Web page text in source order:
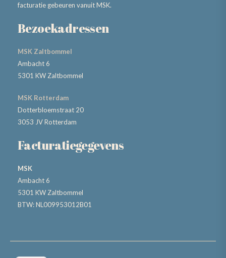
facturatie gebeuren vanuit MSK.
Bezoekadressen
MSK Zaltbommel
Ambacht 6
5301 KW Zaltbommel
MSK Rotterdam
Dotterbloemstraat 20
3053 JV Rotterdam
Facturatiegegevens
MSK
Ambacht 6
5301 KW Zaltbommel
BTW: NL009953012B01